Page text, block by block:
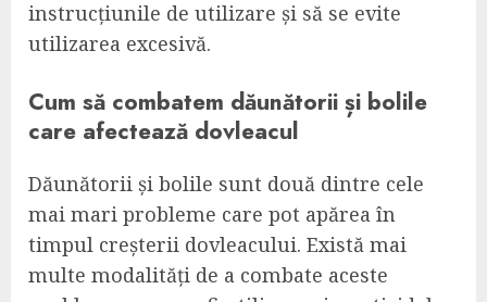
instrucțiunile de utilizare și să se evite
utilizarea excesivă.
Cum să combatem dăunătorii și bolile
care afectează dovleacul
Dăunătorii și bolile sunt două dintre cele
mai mari probleme care pot apărea în
timpul creșterii dovleacului. Există mai
multe modalități de a combate aceste